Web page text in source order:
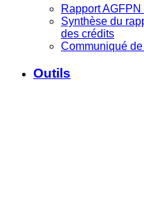
Rapport
Synthèse du
des crédits
Communiqué
Outils